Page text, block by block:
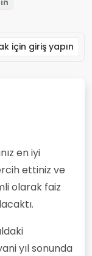
için giriş yapın
en iyi
ettiniz ve
olarak faiz
yıl sonunda